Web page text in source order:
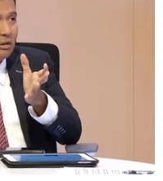
#Nusra
#Buôn bán cổ vật